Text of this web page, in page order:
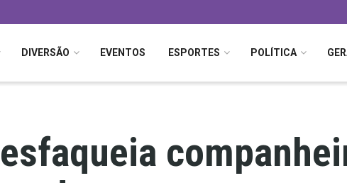
DIVERSÃO EVENTOS ESPORTES POLÍTICA